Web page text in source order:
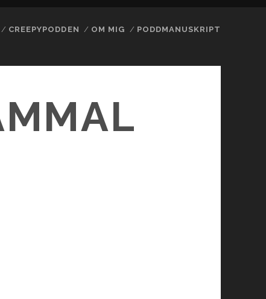
CREEPYPODDEN OM MIG PODDMANUSKRIPT